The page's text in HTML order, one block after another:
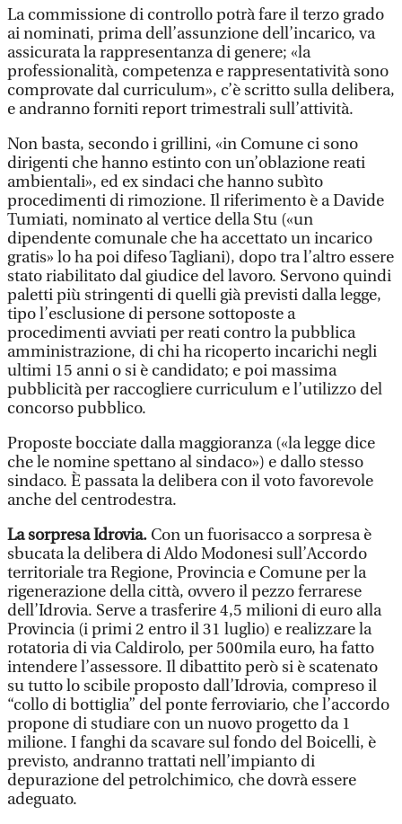
La commissione di controllo potrà fare il terzo grado
ai nominati, prima dell’assunzione dell’incarico, va
assicurata la rappresentanza di genere; «la
professionalità, competenza e rappresentatività sono
comprovate dal curriculum», c’è scritto sulla delibera,
e andranno forniti report trimestrali sull’attività.
Non basta, secondo i grillini, «in Comune ci sono
dirigenti che hanno estinto con un’oblazione reati
ambientali», ed ex sindaci che hanno subìto
procedimenti di rimozione. Il riferimento è a Davide
Tumiati, nominato al vertice della Stu («un
dipendente comunale che ha accettato un incarico
gratis» lo ha poi difeso Tagliani), dopo tra l’altro essere
stato riabilitato dal giudice del lavoro. Servono quindi
paletti più stringenti di quelli già previsti dalla legge,
tipo l’esclusione di persone sottoposte a
procedimenti avviati per reati contro la pubblica
amministrazione, di chi ha ricoperto incarichi negli
ultimi 15 anni o si è candidato; e poi massima
pubblicità per raccogliere curriculum e l’utilizzo del
concorso pubblico.
Proposte bocciate dalla maggioranza («la legge dice
che le nomine spettano al sindaco») e dallo stesso
sindaco. È passata la delibera con il voto favorevole
anche del centrodestra.
La sorpresa Idrovia. Con un fuorisacco a sorpresa è
sbucata la delibera di Aldo Modonesi sull’Accordo
territoriale tra Regione, Provincia e Comune per la
rigenerazione della città, ovvero il pezzo ferrarese
dell’Idrovia. Serve a trasferire 4,5 milioni di euro alla
Provincia (i primi 2 entro il 31 luglio) e realizzare la
rotatoria di via Caldirolo, per 500mila euro, ha fatto
intendere l’assessore. Il dibattito però si è scatenato
su tutto lo scibile proposto dall’Idrovia, compreso il
“collo di bottiglia” del ponte ferroviario, che l’accordo
propone di studiare con un nuovo progetto da 1
milione. I fanghi da scavare sul fondo del Boicelli, è
previsto, andranno trattati nell’impianto di
depurazione del petrolchimico, che dovrà essere
adeguato.